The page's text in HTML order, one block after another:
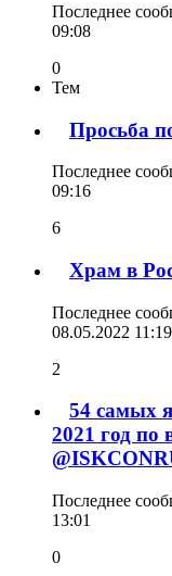
Последнее
09:08
0
Тем
Просьба
Последнее
09:16
6
Храм в
Последнее
08.05.2022 11:19
2
54 самых
2021 год по
Последнее
13:01
0